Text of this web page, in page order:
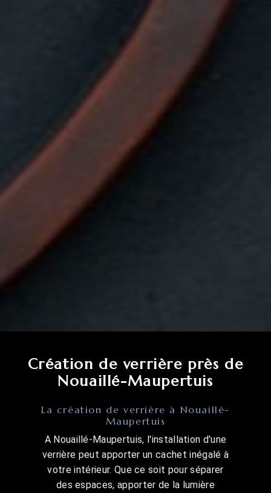
Création de verrière près de
Nouaillé-Maupertuis
La création de verrière à Nouaillé-
Maupertuis
A Nouaillé-Maupertuis, l'installation d'une
verrière peut apporter un cachet inégalé à
votre intérieur. Que ce soit pour séparer
des espaces, apporter de la lumière